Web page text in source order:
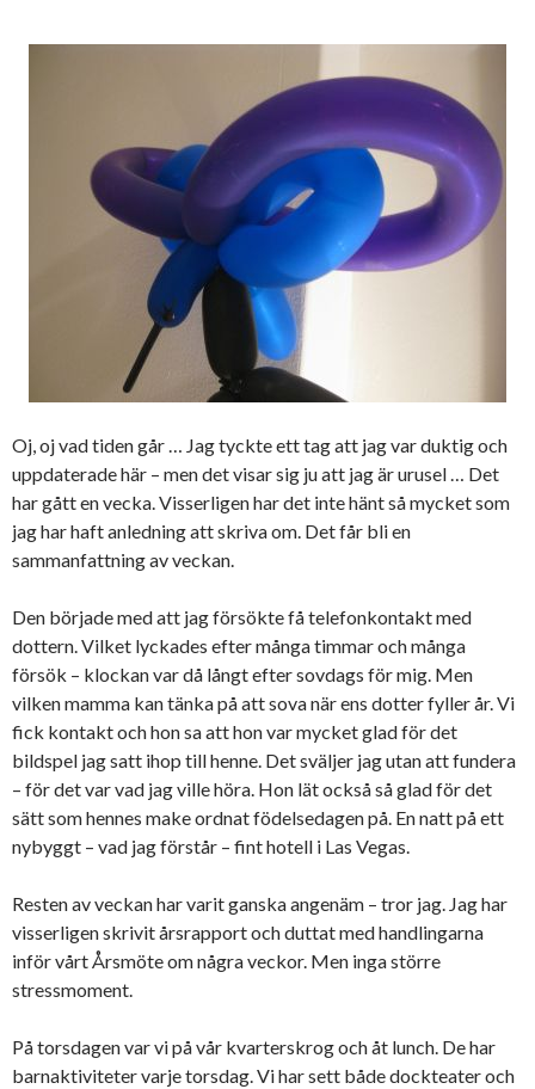
Oj, oj vad tiden går … Jag tyckte ett tag att jag var duktig och
uppdaterade här – men det visar sig ju att jag är urusel … Det
har gått en vecka. Visserligen har det inte hänt så mycket som
jag har haft anledning att skriva om. Det får bli en
sammanfattning av veckan.
Den började med att jag försökte få telefonkontakt med
dottern. Vilket lyckades efter många timmar och många
försök – klockan var då långt efter sovdags för mig. Men
vilken mamma kan tänka på att sova när ens dotter fyller år. Vi
fick kontakt och hon sa att hon var mycket glad för det
bildspel jag satt ihop till henne. Det sväljer jag utan att fundera
– för det var vad jag ville höra. Hon lät också så glad för det
sätt som hennes make ordnat födelsedagen på. En natt på ett
nybyggt – vad jag förstår – fint hotell i Las Vegas.
Resten av veckan har varit ganska angenäm – tror jag. Jag har
visserligen skrivit årsrapport och duttat med handlingarna
inför vårt Årsmöte om några veckor. Men inga större
stressmoment.
På torsdagen var vi på vår kvarterskrog och åt lunch. De har
barnaktiviteter varje torsdag. Vi har sett både dockteater och